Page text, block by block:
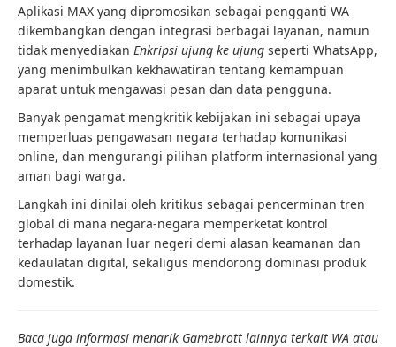
Aplikasi MAX yang dipromosikan sebagai pengganti WA
dikembangkan dengan integrasi berbagai layanan, namun
tidak menyediakan Enkripsi ujung ke ujung seperti WhatsApp,
yang menimbulkan kekhawatiran tentang kemampuan
aparat untuk mengawasi pesan dan data pengguna.
Banyak pengamat mengkritik kebijakan ini sebagai upaya
memperluas pengawasan negara terhadap komunikasi
online, dan mengurangi pilihan platform internasional yang
aman bagi warga.
Langkah ini dinilai oleh kritikus sebagai pencerminan tren
global di mana negara-negara memperketat kontrol
terhadap layanan luar negeri demi alasan keamanan dan
kedaulatan digital, sekaligus mendorong dominasi produk
domestik.
Baca juga informasi menarik Gamebrott lainnya terkait WA atau